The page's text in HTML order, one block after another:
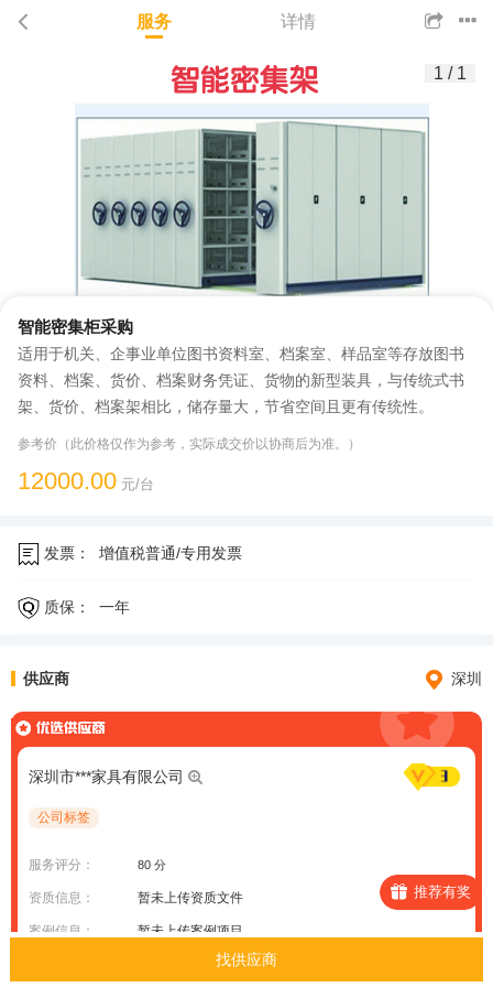
服务 详情
1 / 1
智能密集柜采购
适用于机关、企事业单位图书资料室、档案室、样品室等存放图书
资料、档案、货价、档案财务凭证、货物的新型装具，与传统式书
架、货价、档案架相比，储存量大，节省空间且更有传统性。
参考价（此价格仅作为参考，实际成交价以协商后为准。）
12000.00 元/台
发票： 增值税普通/专用发票
质保： 一年
供应商 深圳
深圳市***家具有限公司
公司标签
服务评分： 80 分
资质信息： 暂未上传资质文件
案例信息： 暂未上传案例项目
深圳市、广州市、成都市
推荐有奖
找供应商